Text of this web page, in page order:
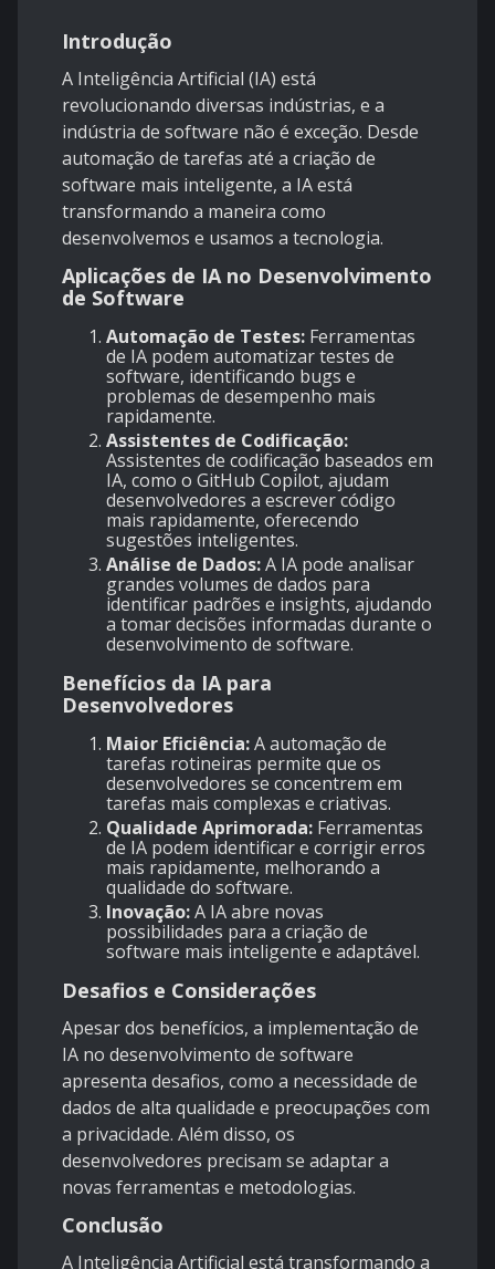
Introdução
A Inteligência Artificial (IA) está
revolucionando diversas indústrias, e a
indústria de software não é exceção. Desde
automação de tarefas até a criação de
software mais inteligente, a IA está
transformando a maneira como
desenvolvemos e usamos a tecnologia.
Aplicações de IA no Desenvolvimento
de Software
Automação de Testes: Ferramentas
de IA podem automatizar testes de
software, identificando bugs e
problemas de desempenho mais
rapidamente.
Assistentes de Codificação:
Assistentes de codificação baseados em
IA, como o GitHub Copilot, ajudam
desenvolvedores a escrever código
mais rapidamente, oferecendo
sugestões inteligentes.
Análise de Dados:A IA pode analisar
grandes volumes de dados para
identificar padrões e insights, ajudando
a tomar decisões informadas durante o
desenvolvimento de software.
Benefícios da IA para
Desenvolvedores
Maior Eficiência:A automação de
tarefas rotineiras permite que os
desenvolvedores se concentrem em
tarefas mais complexas e criativas.
Qualidade Aprimorada: Ferramentas
de IA podem identificar e corrigir erros
mais rapidamente, melhorando a
qualidade do software.
Inovação:A IA abre novas
possibilidades para a criação de
software mais inteligente e adaptável.
Desafios e Considerações
Apesar dos benefícios, a implementação de
IA no desenvolvimento de software
apresenta desafios, como a necessidade de
dados de alta qualidade e preocupações com
a privacidade. Além disso, os
desenvolvedores precisam se adaptar a
novas ferramentas e metodologias.
Conclusão
A Inteligência Artificial está transformando a